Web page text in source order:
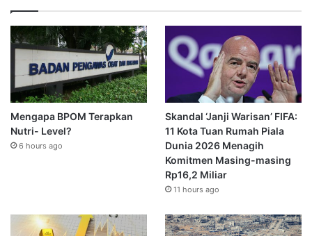
Mengapa BPOM Terapkan
Nutri- Level?
6 hours ago
Skandal ‘Janji Warisan’ FIFA:
11 Kota Tuan Rumah Piala
Dunia 2026 Menagih
Komitmen Masing-masing
Rp16,2 Miliar
11 hours ago